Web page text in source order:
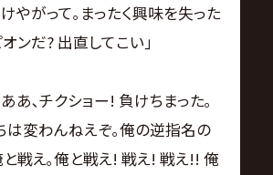
やがって｡まったく興味を失った
ンだ? 出直してこい｣
ああ､チクショー! 負けちまった｡
は変わんねえぞ｡俺の逆指名の
戦え｡俺と戦え! 戦え! 戦え!! 俺